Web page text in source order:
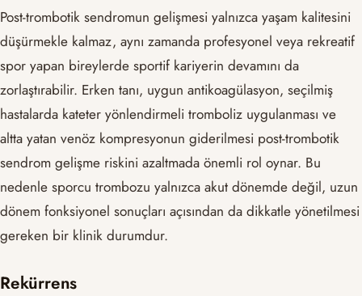
Post-trombotik sendromun gelişmesi yalnızca yaşam kalitesini
düşürmekle kalmaz, aynı zamanda profesyonel veya rekreatif
spor yapan bireylerde sportif kariyerin devamını da
zorlaştırabilir. Erken tanı, uygun antikoagülasyon, seçilmiş
hastalarda kateter yönlendirmeli tromboliz uygulanması ve
altta yatan venöz kompresyonun giderilmesi post-trombotik
sendrom gelişme riskini azaltmada önemli rol oynar. Bu
nedenle sporcu trombozu yalnızca akut dönemde değil, uzun
dönem fonksiyonel sonuçları açısından da dikkatle yönetilmesi
gereken bir klinik durumdur.
Rekürrens